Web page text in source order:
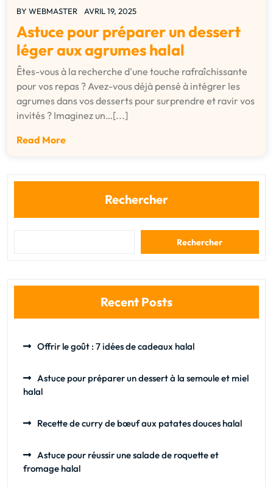
BY WEBMASTER AVRIL 19, 2025
Astuce pour préparer un dessert
léger aux agrumes halal
Êtes-vous à la recherche d'une touche rafraîchissante
pour vos repas ? Avez-vous déjà pensé à intégrer les
agrumes dans vos desserts pour surprendre et ravir vos
invités ? Imaginez un…[...]
Read More
Rechercher
Rechercher
Recent Posts
Offrir le goût : 7 idées de cadeaux halal
Astuce pour préparer un dessert à la semoule et miel
halal
Recette de curry de bœuf aux patates douces halal
Astuce pour réussir une salade de roquette et
fromage halal